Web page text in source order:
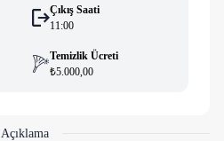
Çıkış Saati
11:00
Temizlik Ücreti
₺5.000,00
Açıklama